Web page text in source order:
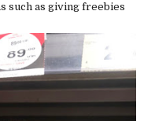
such as giving freebies